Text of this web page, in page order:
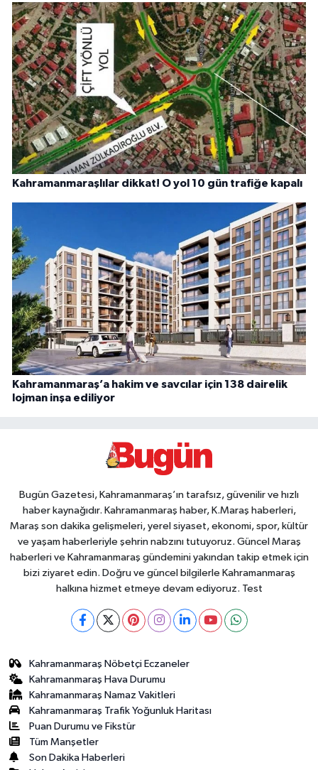
Kahramanmaraşlılar dikkat! O yol 10 gün trafiğe kapalı
Kahramanmaraş’a hakim ve savcılar için 138 dairelik
lojman inşa ediliyor
Bugün Gazetesi, Kahramanmaraş’ın tarafsız, güvenilir ve hızlı
haber kaynağıdır. Kahramanmaraş haber, K.Maraş haberleri,
Maraş son dakika gelişmeleri, yerel siyaset, ekonomi, spor, kültür
ve yaşam haberleriyle şehrin nabzını tutuyoruz. Güncel Maraş
haberleri ve Kahramanmaraş gündemini yakından takip etmek için
bizi ziyaret edin. Doğru ve güncel bilgilerle Kahramanmaraş
halkına hizmet etmeye devam ediyoruz. Test
Kahramanmaraş Nöbetçi Eczaneler
Kahramanmaraş Hava Durumu
Kahramanmaraş Namaz Vakitleri
Kahramanmaraş Trafik Yoğunluk Haritası
Puan Durumu ve Fikstür
Tüm Manşetler
Son Dakika Haberleri